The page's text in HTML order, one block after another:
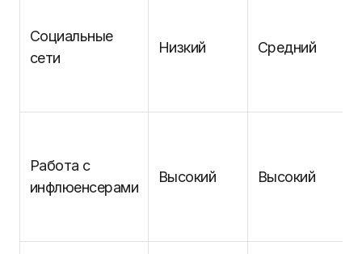
Социальные
сети
Низкий Средний
Работа с
инфлюенсерами
Высокий Высокий